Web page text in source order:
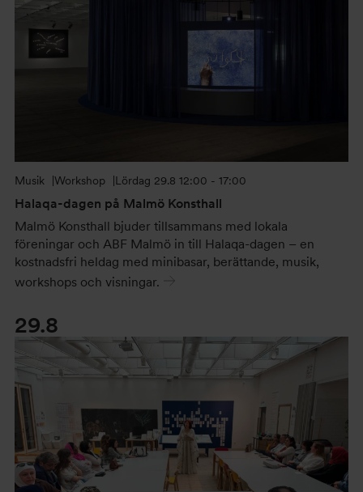
Lördag 29.8 12:00 - 17:00
Musik Workshop
Halaqa-dagen på Malmö Konsthall
Malmö Konsthall bjuder tillsammans med lokala
föreningar och ABF Malmö in till Halaqa-dagen – en
kostnadsfri heldag med minibasar, berättande, musik,
workshops och visningar.
29.8